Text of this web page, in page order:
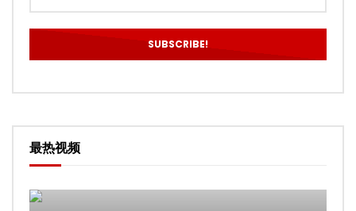
最热视频